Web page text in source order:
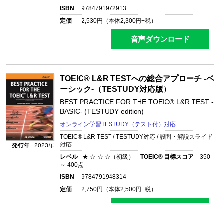
ISBN
9784791972913
定価
2,530円（本体2,300円+税）
音声ダウンロード
発行年 2023年
TOEIC® L&R TESTへの総合アプローチ -ベ
ーシック-（TESTUDY対応版）
BEST PRACTICE FOR THE TOEIC® L&R TEST -
BASIC- (TESTUDY edition)
オンライン学習TESTUDY（テスト付）対応
TOEIC® L&R TEST / TESTUDY対応 / 設問・解説スライド
対応
レベル
★ ☆ ☆ ☆（初級） TOEIC® 目標スコア
350
～ 400点
ISBN
9784791948314
定価
2,750円（本体2,500円+税）